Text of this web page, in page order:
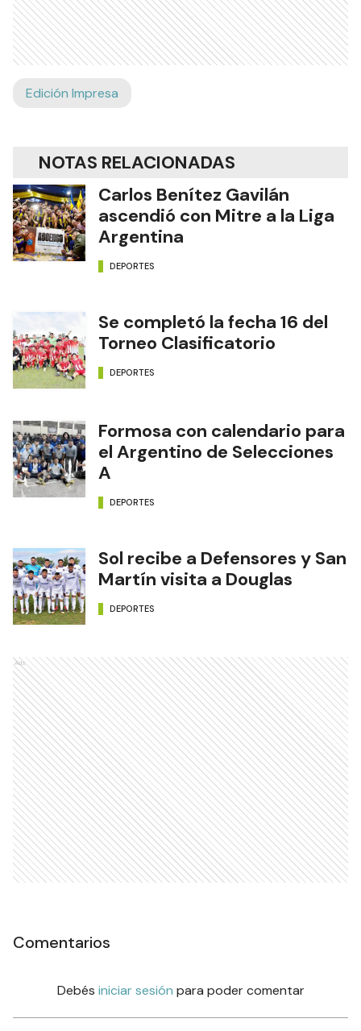
Edición Impresa
NOTAS RELACIONADAS
Carlos Benítez Gavilán
ascendió con Mitre a la Liga
Argentina
DEPORTES
Se completó la fecha 16 del
Torneo Clasificatorio
DEPORTES
Formosa con calendario para
el Argentino de Selecciones
A
DEPORTES
Sol recibe a Defensores y San
Martín visita a Douglas
DEPORTES
Ads
Comentarios
Debés iniciar sesión para poder comentar